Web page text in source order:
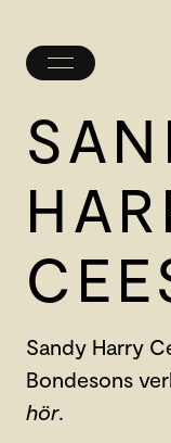
Öppna/stäng
Sandy Harry
Bondesons
hör.